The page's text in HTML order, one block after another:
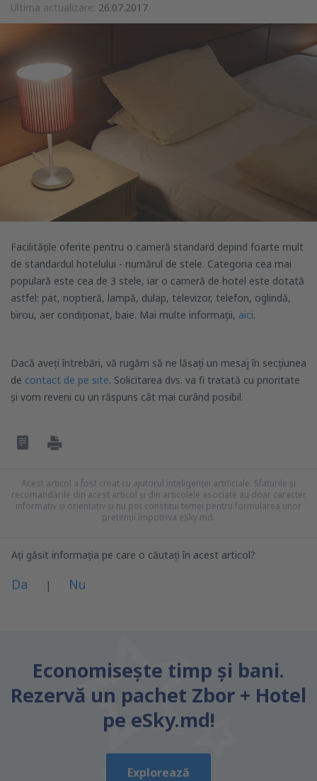
Ultima actualizare: 26.07.2017
Facilitățile oferite pentru o cameră standard depind foarte mult
de standardul hotelului - numărul de stele. Categoria cea mai
populară este cea de 3 stele, iar o cameră de hotel este dotată
astfel: pat, noptieră, lampă, dulap, televizor, telefon, oglindă,
birou, aer condiționat, baie. Mai multe informații, aici.
Dacă aveți întrebări, vă rugăm să ne lăsați un mesaj în secțiunea
de contact de pe site. Solicitarea dvs. va fi tratată cu prioritate
și vom reveni cu un răspuns cât mai curând posibil.
Acest articol a fost creat cu ajutorul inteligenței artificiale. Sfaturile și
recomandările din acest articol și din articolele asociate au doar caracter
informativ și orientativ și nu pot constitui temei pentru formularea unor
pretenții împotriva eSky.md.
Ați găsit informația pe care o căutați în acest articol?
Da | Nu
Conține informații incorecte
Nu acoperă complet subiectul
Economiseşte timp și bani.
Rezervă un pachet Zbor + Hotel
pe eSky.md!
Explorează